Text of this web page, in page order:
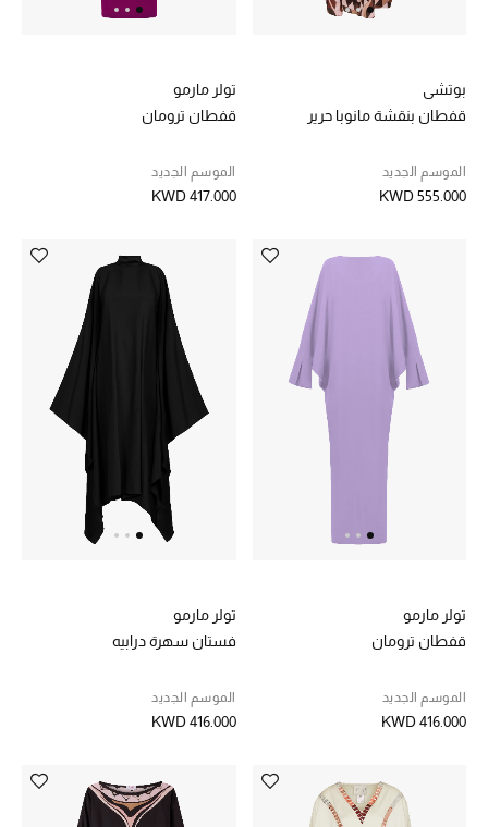
نسوقوا أحدث ما وصلنا
ما وصلنا حديثاً
الموسم الجديد
ركن أناقة المنتجعات
جميع إصدارتنا النسائية
الحب للمحلي
الملابس الرياضية النسائية
حقائب وأحذية متطابقة
بوتشي
قفطان بنقشة مانوبا حرير
الموسم الجديد
KWD 555.000
تولر مارمو
قفطان ترومان
الموسم الجديد
KWD 417.000
تولر مارمو
قفطان ترومان
الموسم الجديد
KWD 416.000
تولر مارمو
فستان سهرة درابيه
الموسم الجديد
KWD 416.000